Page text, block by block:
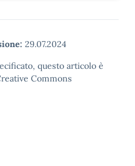
29.07.2024
questo articolo è
Commons